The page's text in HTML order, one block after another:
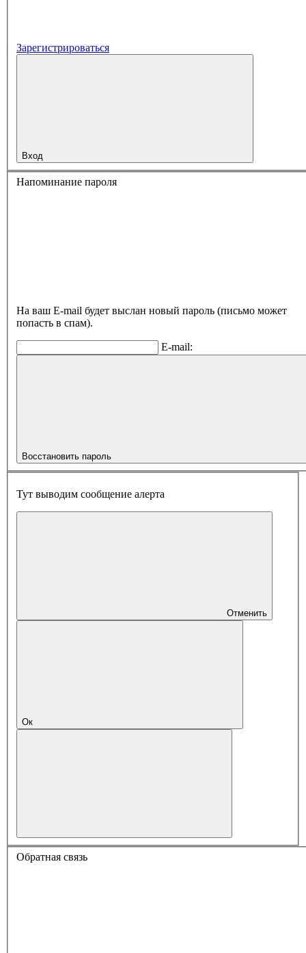
Зарегистрироваться
Вход
Напоминание пароля
На ваш E-mail будет выслан новый пароль (письмо может
попасть в спам).
E-mail:
Восстановить пароль
Тут выводим сообщение алерта
Отменить
Ок
Обратная связь